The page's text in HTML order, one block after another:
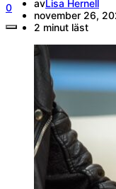
0
avLisa Hernell
november 26,
2 minut läst